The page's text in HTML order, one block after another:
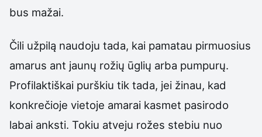
bus mažai.
Čili užpilą naudoju tada, kai pamatau pirmuosius
amarus ant jaunų rožių ūglių arba pumpurų.
Profilaktiškai purškiu tik tada, jei žinau, kad
konkrečioje vietoje amarai kasmet pasirodo
labai anksti. Tokiu atveju rožes stebiu nuo